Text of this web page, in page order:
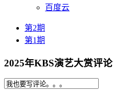
百度云
第2期
第1期
2025年KBS演艺大赏评论